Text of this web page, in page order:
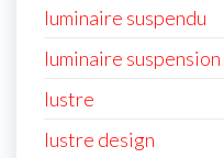
luminaire suspendu
luminaire suspension
lustre
lustre design